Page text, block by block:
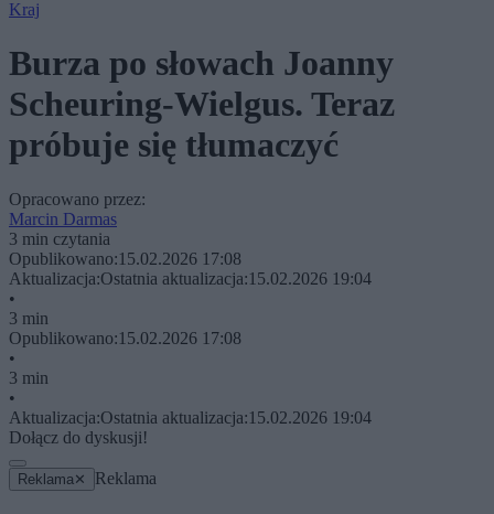
Kraj
Burza po słowach Joanny
Scheuring-Wielgus. Teraz
próbuje się tłumaczyć
Opracowano przez:
Marcin Darmas
3 min czytania
Opublikowano:15.02.2026 17:08
Aktualizacja:Ostatnia aktualizacja:15.02.2026 19:04
•
3 min
Opublikowano:15.02.2026 17:08
•
3 min
•
Aktualizacja:Ostatnia aktualizacja:15.02.2026 19:04
Dołącz do dyskusji!
Reklama ✕ Reklama